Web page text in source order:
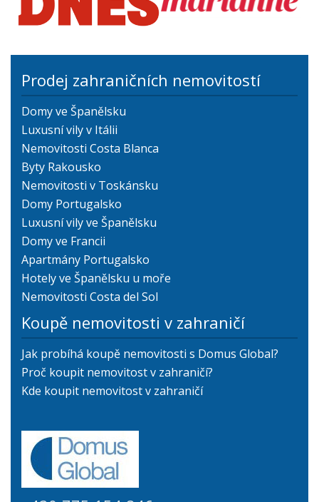
Prodej zahraničních nemovitostí
Domy ve Španělsku
Luxusní vily v Itálii
Nemovitosti Costa Blanca
Byty Rakousko
Nemovitosti v Toskánsku
Domy Portugalsko
Luxusní vily ve Španělsku
Domy ve Francii
Apartmány Portugalsko
Hotely ve Španělsku u moře
Nemovitosti Costa del Sol
Koupě nemovitosti v zahraničí
Jak probíhá koupě nemovitosti s Domus Global?
Proč koupit nemovitost v zahraničí?
Kde koupit nemovitost v zahraničí